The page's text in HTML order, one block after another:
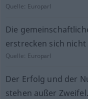
Quelle: Europarl
Die
erstrecken sich
Quelle: Europarl
Der Erfolg und der
stehen außer Zweifel.